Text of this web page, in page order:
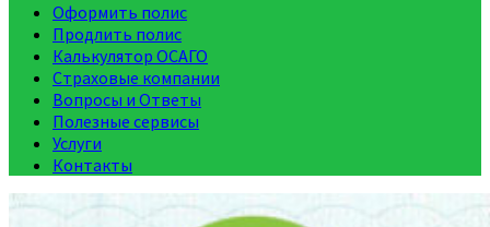
Оформить полис
Продлить полис
Калькулятор ОСАГО
Страховые компании
Вопросы и Ответы
Полезные сервисы
Услуги
Контакты